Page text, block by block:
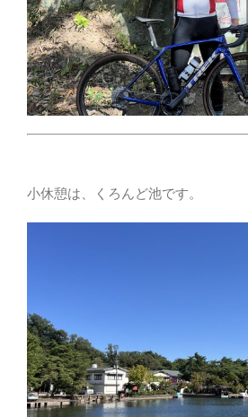
小休憩は、くろんど池です。